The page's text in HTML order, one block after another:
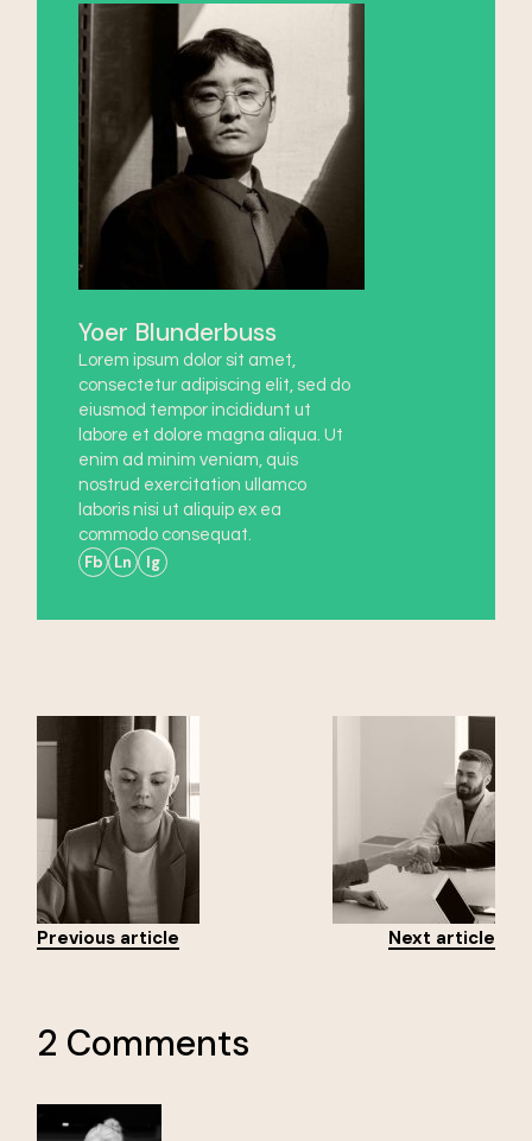
Yoer Blunderbuss
Lorem ipsum dolor sit amet,
consectetur adipiscing elit, sed do
eiusmod tempor incididunt ut
labore et dolore magna aliqua. Ut
enim ad minim veniam, quis
nostrud exercitation ullamco
laboris nisi ut aliquip ex ea
commodo consequat.
Fb Ln Ig
Previous article Next article
2 Comments